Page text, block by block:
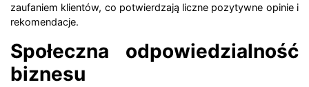
zaufaniem klientów, co potwierdzają liczne pozytywne opinie i
rekomendacje.
Społeczna odpowiedzialność
biznesu